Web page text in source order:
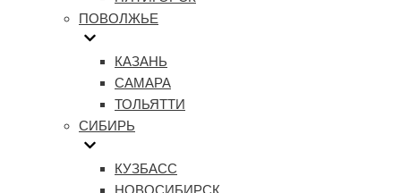
ПОВОЛЖЬЕ
КАЗАНЬ
САМАРА
ТОЛЬЯТТИ
СИБИРЬ
КУЗБАСС
НОВОСИБИРСК